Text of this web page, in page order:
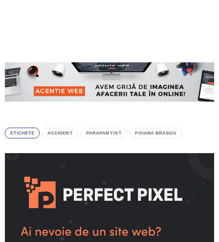
ETICHETE ACCIDENT PARAPANTIST POIANA BRASOV